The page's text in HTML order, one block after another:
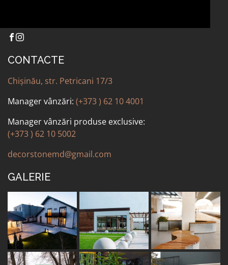
ALTELE
CONTACTE
Chișinău, str. Petricani 17/3
Manager vânzări: (+373 ) 62 10 4001
Manager vânzări produse exclusive:
(+373 ) 62 10 5002
decorstonemd@gmail.com
GALERIE